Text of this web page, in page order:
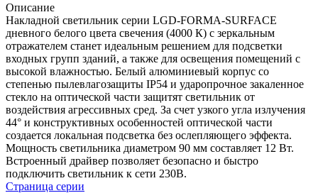
Описание
Накладной светильник серии LGD-FORMA-SURFACE
дневного белого цвета свечения (4000 К) с зеркальным
отражателем станет идеальным решением для подсветки
входных групп зданий, а также для освещения помещений с
высокой влажностью. Белый алюминиевый корпус со
степенью пылевлагозащиты IP54 и ударопрочное закаленное
стекло на оптической части защитят светильник от
воздействия агрессивных сред. За счет узкого угла излучения
44° и конструктивных особенностей оптической части
создается локальная подсветка без ослепляющего эффекта.
Мощность светильника диаметром 90 мм составляет 12 Вт.
Встроенный драйвер позволяет безопасно и быстро
подключить светильник к сети 230В.
Страница серии